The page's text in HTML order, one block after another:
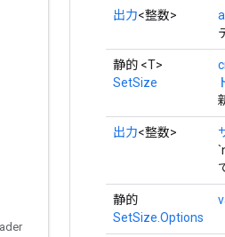
出力<整数>
静的 <T>
SetSize
出力<整数>
静的
SetSize.Options